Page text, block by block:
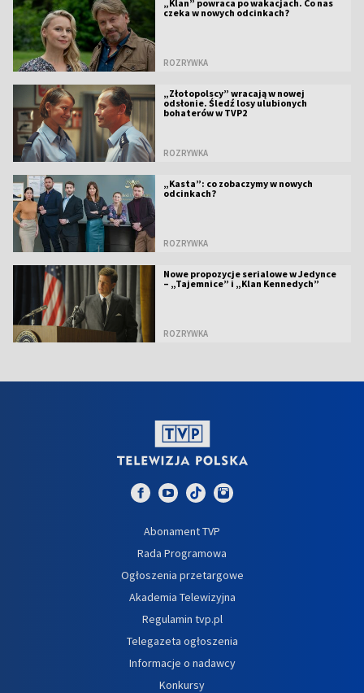
„Klan” powraca po wakacjach. Co nas
czeka w nowych odcinkach?
ROZRYWKA
„Złotopolscy” wracają w nowej
odsłonie. Śledź losy ulubionych
bohaterów w TVP2
ROZRYWKA
„Kasta”: co zobaczymy w nowych
odcinkach?
ROZRYWKA
Nowe propozycje serialowe w Jedynce
– „Tajemnice” i „Klan Kennedych”
ROZRYWKA
Abonament TVP
Rada Programowa
Ogłoszenia przetargowe
Akademia Telewizyjna
Regulamin tvp.pl
Telegazeta ogłoszenia
Informacje o nadawcy
Konkursy